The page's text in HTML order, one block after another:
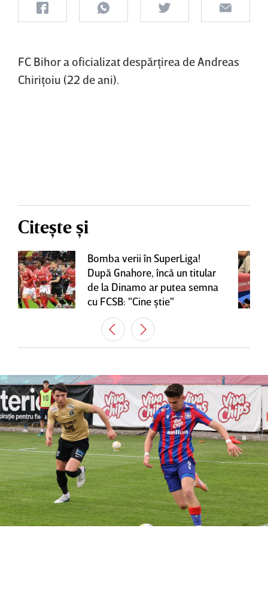
FC Bihor a oficializat despărţirea de Andreas
Chiriţoiu (22 de ani).
Citește și
Bomba verii în SuperLiga!
După Gnahore, încă un titular
de la Dinamo ar putea semna
cu FCSB: "Cine ştie"